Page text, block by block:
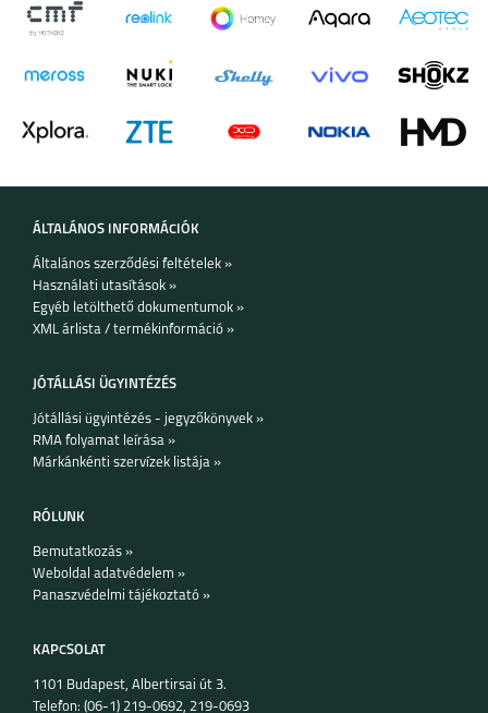
ÁLTALÁNOS INFORMÁCIÓK
Általános szerződési feltételek »
Használati utasítások »
Egyéb letölthető dokumentumok »
XML árlista / termékinformáció »
JÓTÁLLÁSI ÜGYINTÉZÉS
Jótállási ügyintézés - jegyzőkönyvek »
RMA folyamat leírása »
Márkánkénti szervízek listája »
RÓLUNK
Bemutatkozás »
Weboldal adatvédelem »
Panaszvédelmi tájékoztató »
KAPCSOLAT
1101 Budapest, Albertirsai út 3.
Telefon: (06-1) 219-0692, 219-0693